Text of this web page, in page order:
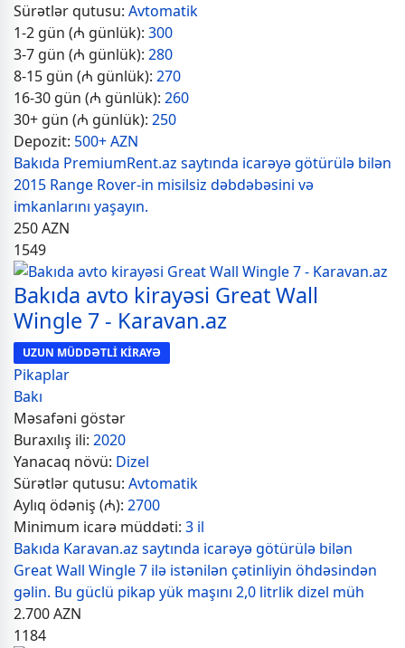
Sürətlər qutusu: Avtomatik
1-2 gün (₼ günlük): 300
3-7 gün (₼ günlük): 280
8-15 gün (₼ günlük): 270
16-30 gün (₼ günlük): 260
30+ gün (₼ günlük): 250
Depozit: 500+ AZN
Bakıda PremiumRent.az saytında icarəyə götürülə bilən
2015 Range Rover-in misilsiz dəbdəbəsini və
imkanlarını yaşayın.
250AZN
1549
Bakıda avto kirayəsi Great Wall
Wingle 7 - Karavan.az
UZUN MÜDDƏTLİ KİRAYƏ
Pikaplar
Bakı
Məsafəni göstər
Buraxılış ili: 2020
Yanacaq növü: Dizel
Sürətlər qutusu: Avtomatik
Aylıq ödəniş (₼): 2700
Minimum icarə müddəti: 3 il
Bakıda Karavan.az saytında icarəyə götürülə bilən
Great Wall Wingle 7 ilə istənilən çətinliyin öhdəsindən
gəlin. Bu güclü pikap yük maşını 2,0 litrlik dizel müh
2.700AZN
1184